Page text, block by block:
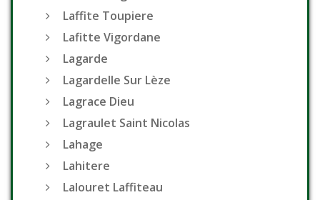
Laffite Toupiere
Lafitte Vigordane
Lagarde
Lagardelle Sur Lèze
Lagrace Dieu
Lagraulet Saint Nicolas
Lahage
Lahitere
Lalouret Laffiteau